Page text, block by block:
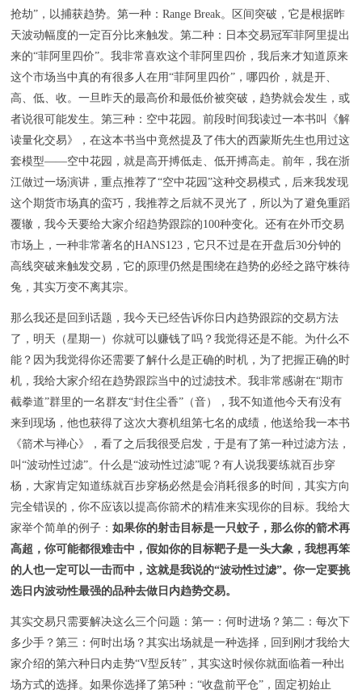
抢劫”，以捕获趋势。第一种：Range Break。区间突破，它是根据昨
天波动幅度的一定百分比来触发。第二种：日本交易冠军菲阿里提出
来的“菲阿里四价”。我非常喜欢这个菲阿里四价，我后来才知道原来
这个市场当中真的有很多人在用“菲阿里四价”，哪四价，就是开、
高、低、收。一旦昨天的最高价和最低价被突破，趋势就会发生，或
者说很可能发生。第三种：空中花园。前段时间我读过一本书叫《解
读量化交易》，在这本书当中竟然提及了伟大的西蒙斯先生也用过这
套模型——空中花园，就是高开搏低走、低开搏高走。前年，我在浙
江做过一场演讲，重点推荐了“空中花园”这种交易模式，后来我发现
这个期货市场真的蛮巧，我推荐之后就不灵光了，所以为了避免重蹈
覆辙，我今天要给大家介绍趋势跟踪的100种变化。还有在外币交易
市场上，一种非常著名的HANS123，它只不过是在开盘后30分钟的
高线突破来触发交易，它的原理仍然是围绕在趋势的必经之路守株待
兔，其实万变不离其宗。
那么我还是回到话题，我今天已经告诉你日内趋势跟踪的交易方法
了，明天（星期一）你就可以赚钱了吗？我觉得还是不能。为什么不
能？因为我觉得你还需要了解什么是正确的时机，为了把握正确的时
机，我给大家介绍在趋势跟踪当中的过滤技术。我非常感谢在“期市
截拳道”群里的一名群友“封住尘香”（音），我不知道他今天有没有
来到现场，他也获得了这次大赛机组第七名的成绩，他送给我一本书
《箭术与禅心》，看了之后我很受启发，于是有了第一种过滤方法，
叫“波动性过滤”。什么是“波动性过滤”呢？有人说我要练就百步穿
杨，大家肯定知道练就百步穿杨必然是会消耗很多的时间，其实方向
完全错误的，你不应该以提高你箭术的精准来实现你的目标。我给大
家举个简单的例子：如果你的射击目标是一只蚊子，那么你的箭术再
高超，你可能都很难击中，假如你的目标靶子是一头大象，我想再笨
的人也一定可以一击而中，这就是我说的“波动性过滤”。你一定要挑
选日内波动性最强的品种去做日内趋势交易。
其实交易只需要解决这么三个问题：第一：何时进场？第二：每次下
多少手？第三：何时出场？其实出场就是一种选择，回到刚才我给大
家介绍的第六种日内走势“V型反转”，其实这时候你就面临着一种出
场方式的选择。如果你选择了第5种：“收盘前平仓”，固定初始止